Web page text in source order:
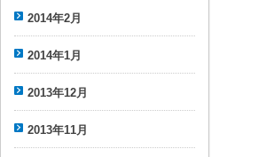
2014年2月
2014年1月
2013年12月
2013年11月